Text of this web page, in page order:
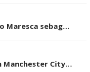
Maresca sebag…
Manchester City…